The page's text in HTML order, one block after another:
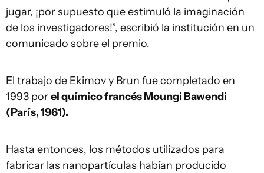
jugar, ¡por supuesto que estimuló la imaginación
de los investigadores!”, escribió la institución en un
comunicado sobre el premio.
El trabajo de Ekimov y Brun fue completado en
1993 porel químico francés Moungi Bawendi
(París, 1961).
Hasta entonces, los métodos utilizados para
fabricar las nanopartículas habían producido